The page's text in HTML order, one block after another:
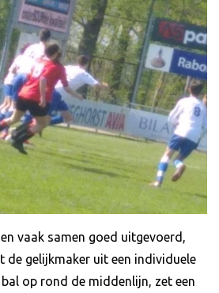
vaak samen goed uitgevoerd,
de gelijkmaker uit een individuele
op rond de middenlijn, zet een